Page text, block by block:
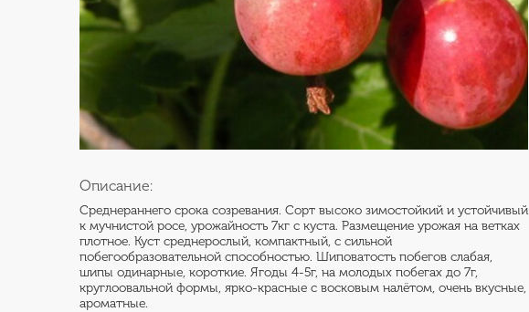
Описание:
Среднераннего срока созревания. Сорт высоко зимостойкий и устойчивый
к мучнистой росе, урожайность 7кг с куста. Размещение урожая на ветках
плотное. Куст среднерослый, компактный, с сильной
побегообразовательной способностью. Шиповатость побегов слабая,
шипы одинарные, короткие. Ягоды 4-5г, на молодых побегах до 7г,
круглоовальной формы, ярко-красные с восковым налётом, очень вкусные,
ароматные.